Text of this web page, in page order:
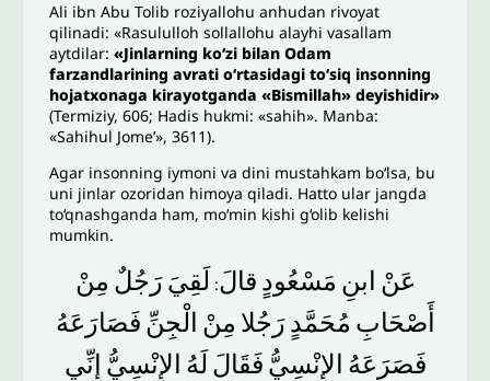
Ali ibn Abu Tolib roziyallohu anhudan rivoyat
qilinadi: «Rasululloh sollallohu alayhi vasallam
aytdilar:«Jinlarning ko‘zi bilan Odam
farzandlarining avrati o‘rtasidagi to‘siq insonning
hojatxonaga kirayotganda «Bismillah» deyishidir»
(Termiziy, 606; Hadis hukmi: «sahih». Manba:
«Sahihul Jome’», 3611).
Agar insonning iymoni va dini mustahkam bo‘lsa, bu
uni jinlar ozoridan himoya qiladi. Hatto ular jangda
to‘qnashganda ham, mo‘min kishi g‘olib kelishi
mumkin.
عَنْ ابنِ مَسْعُودٍ قالَ: لَقِيَ رَجُلٌ مِنْ
أَصْحَابِ مُحَمَّدٍ رَجُلا مِنْ الْجِنِّ فَصَارَعَهُ
فَصَرَعَهُ الإِنْسِيُّ فَقَالَ لَهُ الإِنْسِيُّ إِنِّي